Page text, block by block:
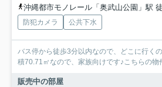
沖縄都市モノレール「奥武山公園」駅
防犯カメラ 公共下水
バス停から徒歩3分以内なので、どこに行く
積70.71㎡なので、家族向けです♪こちらの物
販売中の部屋